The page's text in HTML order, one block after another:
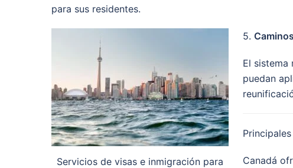
para sus residentes.
Servicios de visas e inmigración para
5.
El sistema
puedan
Canadá